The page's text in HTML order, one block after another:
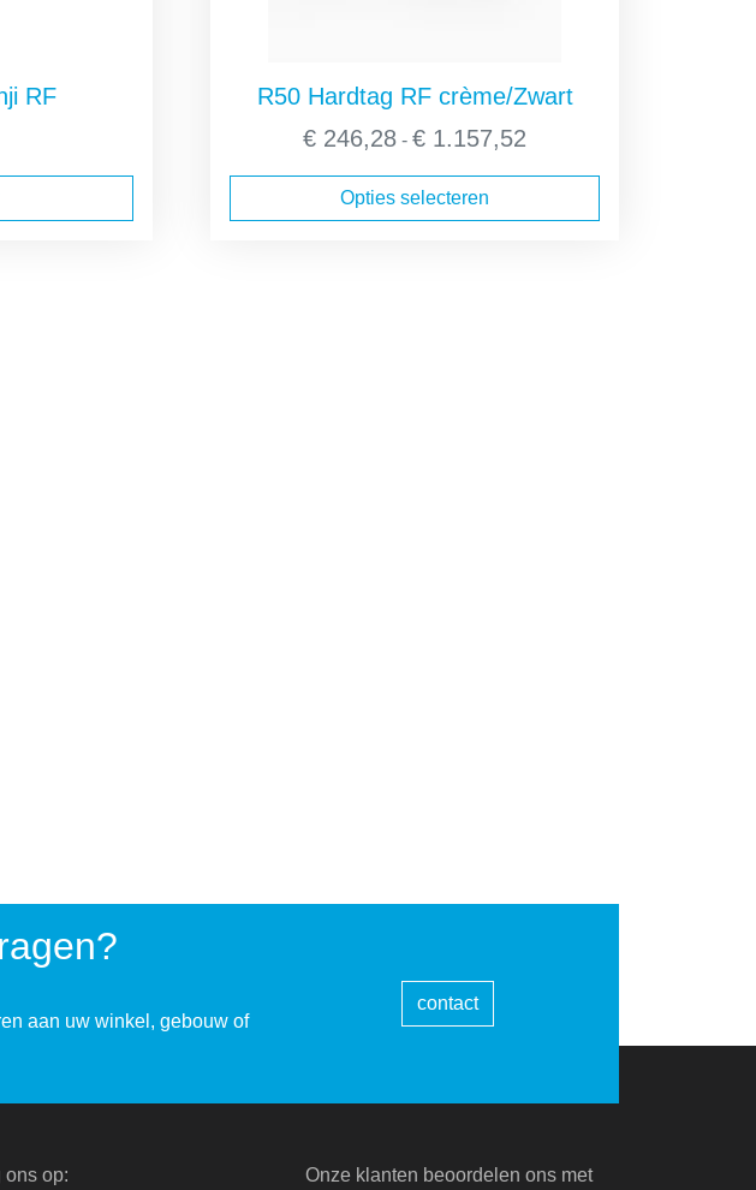
RF
R50 Hardtag RF crème/Zwart
€ 246,28 - € 1.157,52
€ 1.157,52
Opties selecteren
aan uw winkel, gebouw of
contact
ons op: Onze klanten beoordelen ons met